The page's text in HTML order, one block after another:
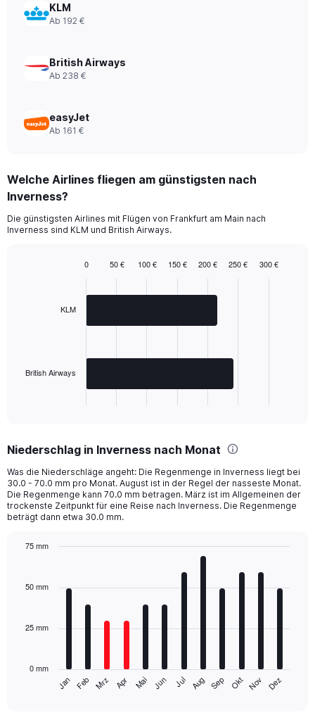
Y
values.
Range:
KLM
Ab 192 €
British Airways
Ab 238 €
easyJet
Ab 161 €
Welche Airlines fliegen am günstigsten nach
Inverness?
Die günstigsten Airlines mit Flügen von Frankfurt am Main nach
Inverness sind KLM und British Airways.
has
Range:
2
categories.
The
chart
has
Y
values.
to
KLM
British Airways
0 50 € 100 € 150 € 200 € 250 € 300 €
Niederschlag in Inverness nach Monat
Was die Niederschläge angeht: Die Regenmenge in Inverness liegt bei
30.0 - 70.0 mm pro Monat. August ist in der Regel der nasseste Monat.
Die Regenmenge kann 70.0 mm betragen. März ist im Allgemeinen der
trockenste Zeitpunkt für eine Reise nach Inverness. Die Regenmenge
beträgt dann etwa 30.0 mm.
with
The
Jan Feb Mrz Apr Mai Jun Jul Aug Sep Okt Nov Dez
0 mm
25 mm
50 mm
75 mm